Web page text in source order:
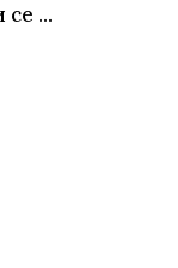
се